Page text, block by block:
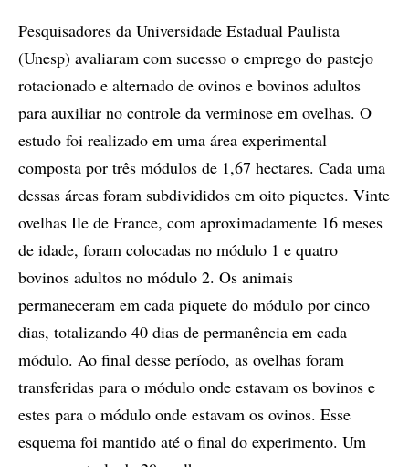
Pesquisadores da Universidade Estadual Paulista
(Unesp) avaliaram com sucesso o emprego do pastejo
rotacionado e alternado de ovinos e bovinos adultos
para auxiliar no controle da verminose em ovelhas. O
estudo foi realizado em uma área experimental
composta por três módulos de 1,67 hectares. Cada uma
dessas áreas foram subdivididos em oito piquetes. Vinte
ovelhas Ile de France, com aproximadamente 16 meses
de idade, foram colocadas no módulo 1 e quatro
bovinos adultos no módulo 2. Os animais
permaneceram em cada piquete do módulo por cinco
dias, totalizando 40 dias de permanência em cada
módulo. Ao final desse período, as ovelhas foram
transferidas para o módulo onde estavam os bovinos e
estes para o módulo onde estavam os ovinos. Esse
esquema foi mantido até o final do experimento. Um